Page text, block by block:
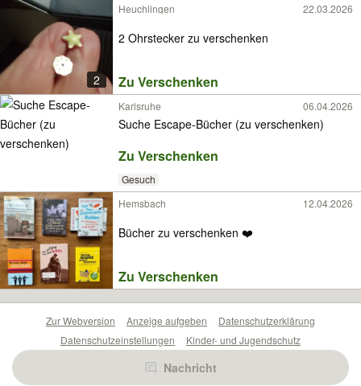
2
Heuchlingen 22.03.2026
2 Ohrstecker zu verschenken
Zu Verschenken
Karlsruhe 06.04.2026
Suche Escape-Bücher (zu verschenken)
Zu Verschenken
Gesuch
Hemsbach
12.04.2026
Bücher zu verschenken ❤️
Zu Verschenken
Nachricht
Zur Webversion Anzeige aufgeben
Datenschutzerklärung
Datenschutzeinstellungen
Kinder- und Jugendschutz
Barrierefreiheitserklärung